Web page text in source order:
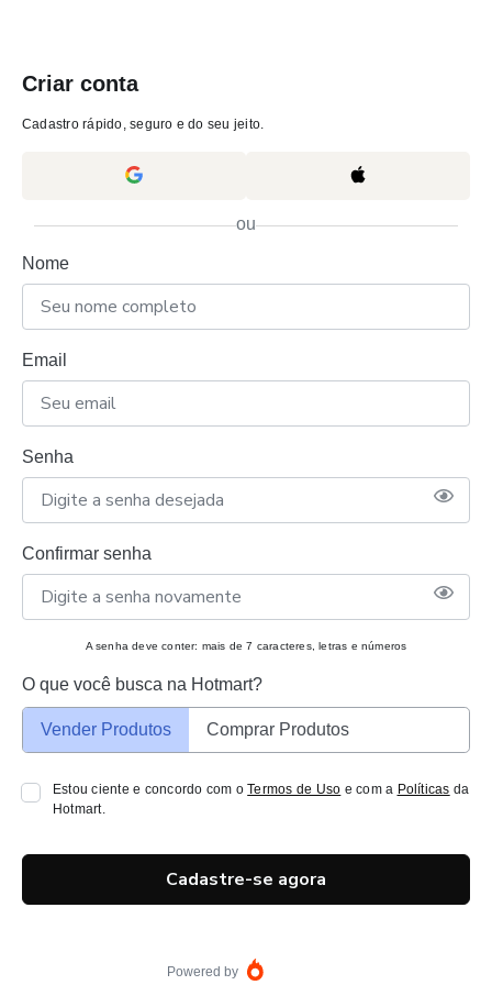
Criar conta
Cadastro rápido, seguro e do seu jeito.
ou
Nome
Email
Senha
Confirmar senha
A senha deve conter: mais de 7 caracteres, letras e números
O que você busca na Hotmart?
Vender Produtos Comprar Produtos
Estou ciente e concordo com oTermos de Uso e com a Políticas da
Hotmart.
Cadastre-se agora
Powered by